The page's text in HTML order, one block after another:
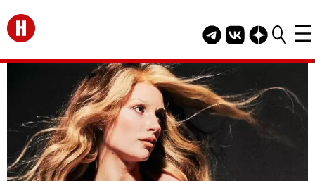
Перейти на главную
Telegram канал
Группа HELLO
Канал